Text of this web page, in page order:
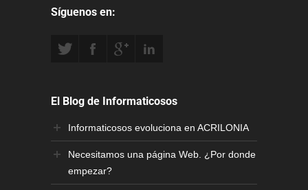
Síguenos en:
El Blog de Informaticosos
Informaticosos evoluciona en ACRILONIA
Necesitamos una página Web. ¿Por donde
empezar?